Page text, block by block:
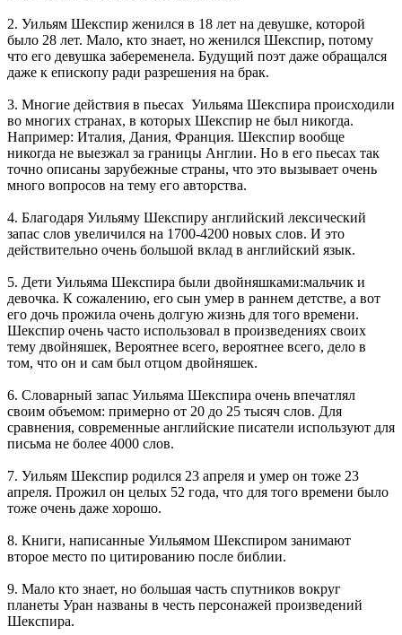
2. Уильям Шекспир женился в 18 лет на девушке, которой
было 28 лет. Мало, кто знает, но женился Шекспир, потому
что его девушка забеременела. Будущий поэт даже обращался
даже к епископу ради разрешения на брак.
3. Многие действия в пьесах Уильяма Шекспира происходили
во многих странах, в которых Шекспир не был никогда.
Например: Италия, Дания, Франция. Шекспир вообще
никогда не выезжал за границы Англии. Но в его пьесах так
точно описаны зарубежные страны, что это вызывает очень
много вопросов на тему его авторства.
4. Благодаря Уильяму Шекспиру английский лексический
запас слов увеличился на 1700-4200 новых слов. И это
действительно очень большой вклад в английский язык.
5. Дети Уильяма Шекспира были двойняшками:мальчик и
девочка. К сожалению, его сын умер в раннем детстве, а вот
его дочь прожила очень долгую жизнь для того времени.
Шекспир очень часто использовал в произведениях своих
тему двойняшек, Вероятнее всего, вероятнее всего, дело в
том, что он и сам был отцом двойняшек.
6. Словарный запас Уильяма Шекспира очень впечатлял
своим объемом: примерно от 20 до 25 тысяч слов. Для
сравнения, современные английские писатели используют для
письма не более 4000 слов.
7. Уильям Шекспир родился 23 апреля и умер он тоже 23
апреля. Прожил он целых 52 года, что для того времени было
тоже очень даже хорошо.
8. Книги, написанные Уильямом Шекспиром занимают
второе место по цитированию после библии.
9. Мало кто знает, но большая часть спутников вокруг
планеты Уран названы в честь персонажей произведений
Шекспира.